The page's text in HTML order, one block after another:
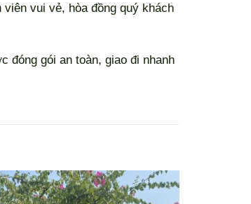
vui vẻ, hòa đồng quý khách
đóng gói an toàn, giao đi nhanh